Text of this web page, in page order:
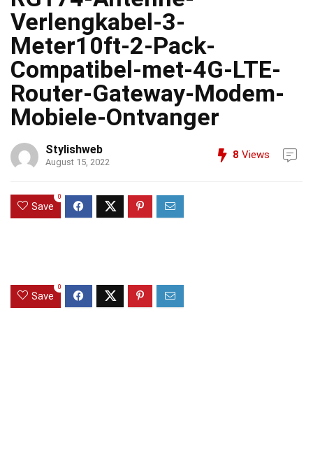
Verlengkabel-3-
Meter10ft-2-Pack-
Compatibel-met-4G-LTE-
Router-Gateway-Modem-
Mobiele-Ontvanger
Stylishweb
August 15, 2022
8 Views
Save
0
Save
0